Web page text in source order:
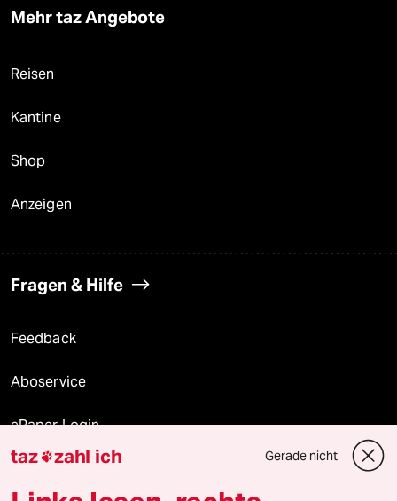
Mehr taz Angebote
Reisen
Kantine
Shop
Anzeigen
Fragen & Hilfe
Feedback
Aboservice
ePaper Login
Downloads für Abonnierende
taz zahl ich Gerade nicht